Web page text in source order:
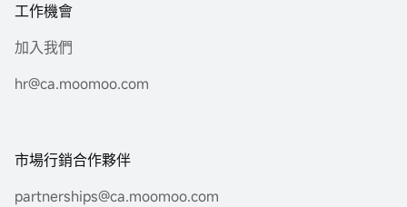
工作機會
加入我們
hr@ca.moomoo.com
市場行銷合作夥伴
partnerships@ca.moomoo.com